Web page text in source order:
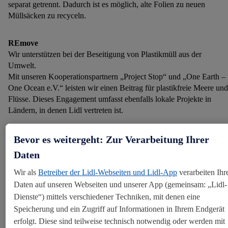
separat getrennt. Dadurch ist es möglich, alte Folien zu neuen
Müllsäcken zu recyceln.
REmove
Wir unterstützen bei der Beseitigung von Plastikmüll aus der
Umwelt.
Mit unseren Kooperationspartnern „Project Stop“ und „One Earth –
One Ocean e.V.“ leisten wir einen Beitrag für plastikfreie Meere und
Flüsse. Dieses Engagement umfasst ebenfalls lokale Projekte in
Ländern, in denen Lidl vertreten ist.
REsearch
Entwicklung und klären über Recycling und Ressourcenschonung
auf.
Als Teil der Schwarz Gruppe haben wir das Global Commitment
der Ellen MacArthur Foundation unterzeichnet und damit ein starkes
Zeichen für die Vision einer global funktionierenden
Kreislaufwirtschaft gesetzt.
Bevor es weitergeht: Zur Verarbeitung Ihrer
Daten
Wir als Betreiber der Lidl-Webseiten und Lidl-App verarbeiten
Daten auf unseren Webseiten und unserer App (gemeinsam: „Lidl-
Dienste“) mittels verschiedener Techniken, mit denen eine
Speicherung und ein Zugriff auf Informationen in Ihrem Endgerät
erfolgt. Diese sind teilweise technisch notwendig oder werden mit